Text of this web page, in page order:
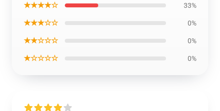
★★★★☆ 33%
★★★☆☆ 0%
★★☆☆☆ 0%
★☆☆☆☆ 0%